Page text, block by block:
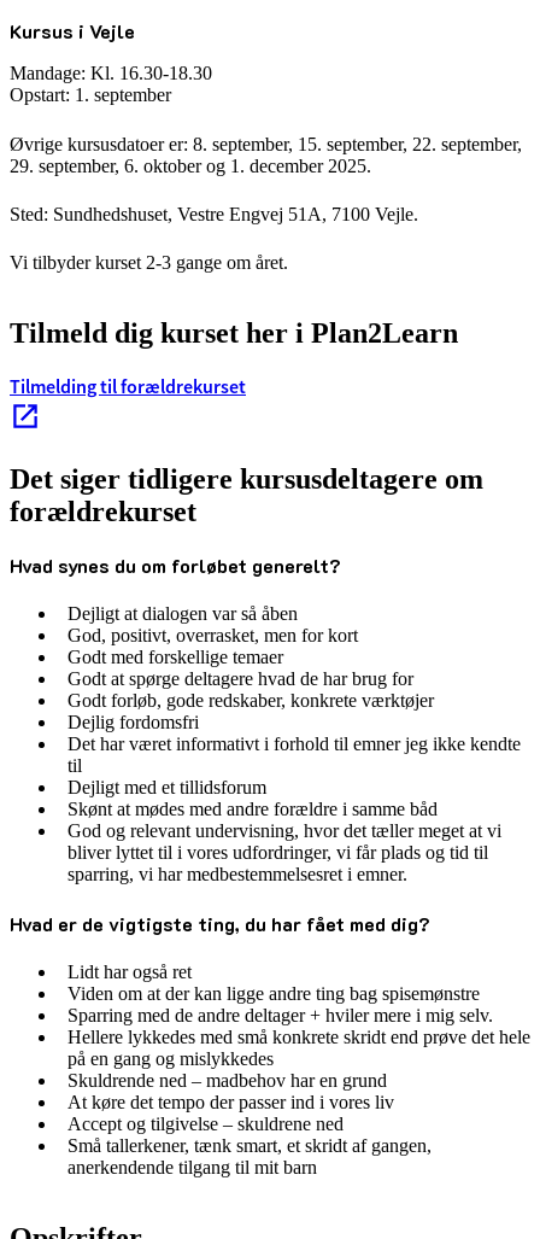
Kursus i Vejle
Mandage: Kl. 16.30-18.30
Opstart: 1. september
Øvrige kursusdatoer er: 8. september, 15. september, 22. september,
29. september, 6. oktober og 1. december 2025.
Sted: Sundhedshuset, Vestre Engvej 51A, 7100 Vejle.
Vi tilbyder kurset 2-3 gange om året.
Tilmeld dig kurset her i Plan2Learn
Tilmelding til forældrekurset
Det siger tidligere kursusdeltagere om
forældrekurset
Hvad synes du om forløbet generelt?
Dejligt at dialogen var så åben
God, positivt, overrasket, men for kort
Godt med forskellige temaer
Godt at spørge deltagere hvad de har brug for
Godt forløb, gode redskaber, konkrete værktøjer
Dejlig fordomsfri
Det har været informativt i forhold til emner jeg ikke kendte
til
Dejligt med et tillidsforum
Skønt at mødes med andre forældre i samme båd
God og relevant undervisning, hvor det tæller meget at vi
bliver lyttet til i vores udfordringer, vi får plads og tid til
sparring, vi har medbestemmelsesret i emner.
Hvad er de vigtigste ting, du har fået med dig?
Lidt har også ret
Viden om at der kan ligge andre ting bag spisemønstre
Sparring med de andre deltager + hviler mere i mig selv.
Hellere lykkedes med små konkrete skridt end prøve det hele
på en gang og mislykkedes
Skuldrende ned – madbehov har en grund
At køre det tempo der passer ind i vores liv
Accept og tilgivelse – skuldrene ned
Små tallerkener, tænk smart, et skridt af gangen,
anerkendende tilgang til mit barn